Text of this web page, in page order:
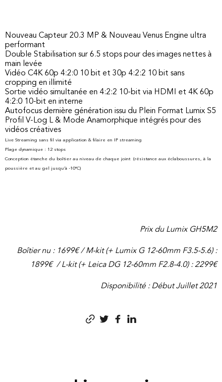
Nouveau Capteur 20.3 MP & Nouveau Venus Engine ultra
performant
Double Stabilisation sur 6.5 stops pour des images nettes à
main levée
Vidéo C4K 60p 4:2:0 10 bit et 30p 4:2:2 10 bit sans
cropping en illimité
Sortie vidéo simultanée en 4:2:2 10-bit via HDMI et 4K 60p
4:2:0 10-bit en interne
Autofocus dernière génération issu du Plein Format Lumix S5
Profil V-Log L & Mode Anamorphique intégrés pour des
vidéos créatives
Live Streaming sans fil via application & filaire en IP streaming
Plage dynamique : 12 stops
Conception étanche du boîtier au niveau de chaque joint (résistance aux éclaboussures, à la
poussière et au gel jusqu’à -10°C)
Prix du Lumix GH5M2
Boîtier nu : 1699€ / M-kit (+ Lumix G 12-60mm F3.5-5.6) :
1899€ / L-kit (+ Leica DG 12-60mm F2.8-4.0) : 2299€
Disponibilité : Début Juillet 2021